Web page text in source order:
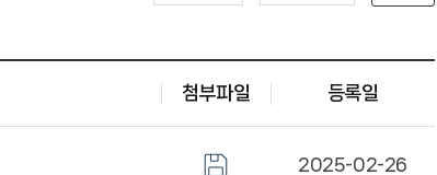
첨부파일 등록일
2025-02-26